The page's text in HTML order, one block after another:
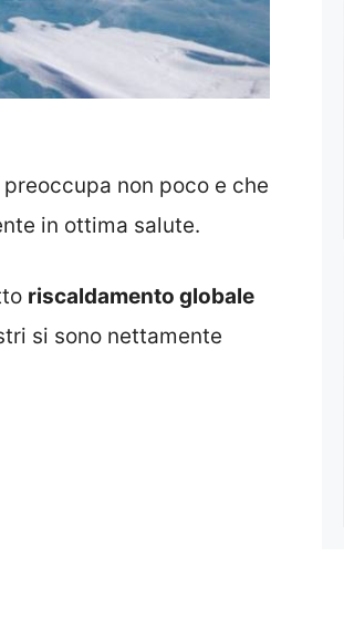
non poco e che
in ottima salute.
riscaldamento globale
si sono nettamente